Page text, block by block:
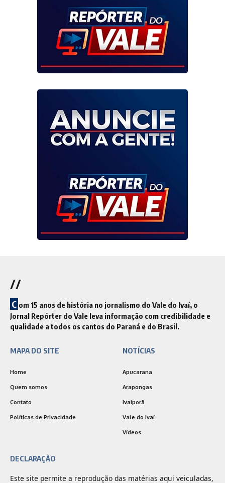
//
C om 15 anos de história no jornalismo do Vale do Ivaí, o
Jornal Repórter do Vale leva informação com credibilidade e
qualidade a todos os cantos do Paraná e do Brasil.
MAPA DO SITE
Home
Quem somos
Contato
Políticas de Privacidade
NOTÍCIAS
Apucarana
Arapongas
Ivaiporã
Vale do Ivaí
Vídeos
DECLARAÇÃO
Este site permite a reprodução das matérias aqui veiculadas,